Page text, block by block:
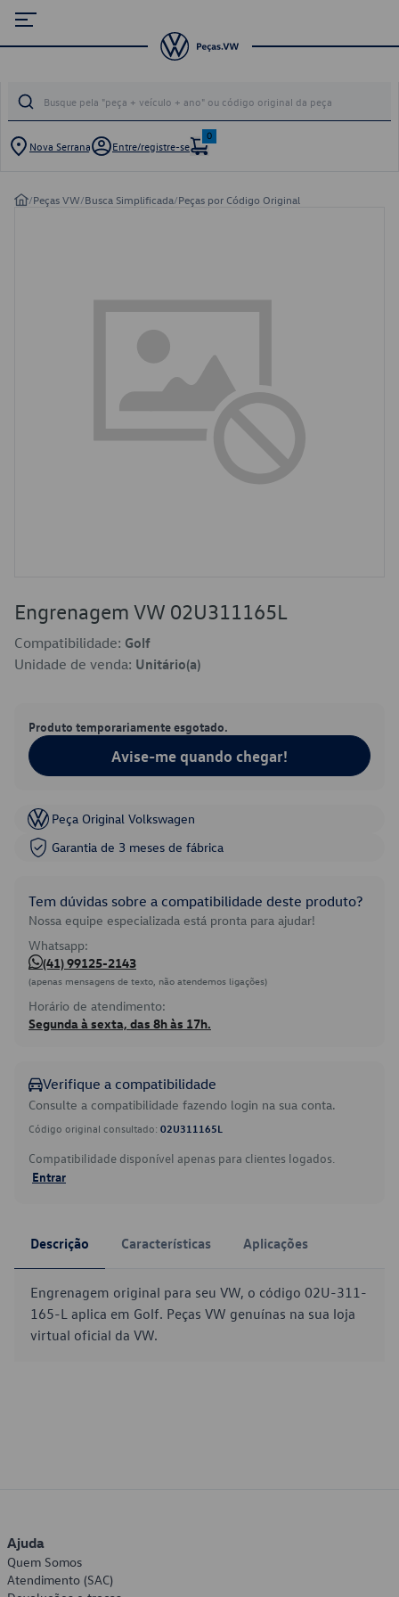
Nova Serrana Entre/registre-se
0
/Peças VW/Busca Simplificada/Peças por Código Original
Engrenagem VW 02U311165L
Compatibilidade: Golf
Unidade de venda: Unitário(a)
Produto temporariamente esgotado.
Avise-me quando chegar!
Peça Original Volkswagen
Garantia de 3 meses de fábrica
Tem dúvidas sobre a compatibilidade deste produto?
Nossa equipe especializada está pronta para ajudar!
Whatsapp:
(41) 99125-2143
(apenas mensagens de texto, não atendemos ligações)
Horário de atendimento:
Segunda à sexta, das 8h às 17h.
Verifique a compatibilidade
Consulte a compatibilidade fazendo login na sua conta.
Código original consultado: 02U311165L
Compatibilidade disponível apenas para clientes logados.
Entrar
Descrição Características Aplicações
Engrenagem original para seu VW, o código 02U-311-
165-L aplica em Golf. Peças VW genuínas na sua loja
virtual oficial da VW.
Ajuda
Quem Somos
Atendimento (SAC)